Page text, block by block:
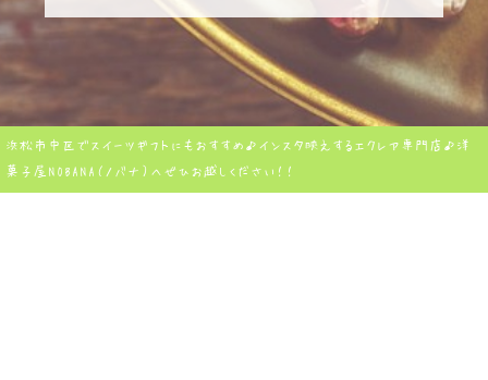
浜松市中区でスイーツギフトにもおすすめ♪インスタ映えするエクレア専門店♪洋
菓子屋NOBANA（ノバナ）へぜひお越しください！！